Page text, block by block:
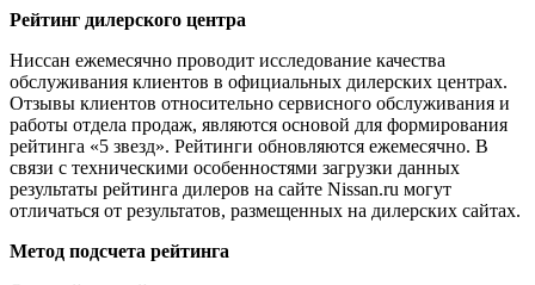
Рейтинг дилерского центра
Ниссан ежемесячно проводит исследование качества
обслуживания клиентов в официальных дилерских центрах.
Отзывы клиентов относительно сервисного обслуживания и
работы отдела продаж, являются основой для формирования
рейтинга «5 звезд». Рейтинги обновляются ежемесячно. В
связи с техническими особенностями загрузки данных
результаты рейтинга дилеров на сайте Nissan.ru могут
отличаться от результатов, размещенных на дилерских сайтах.
Метод подсчета рейтинга